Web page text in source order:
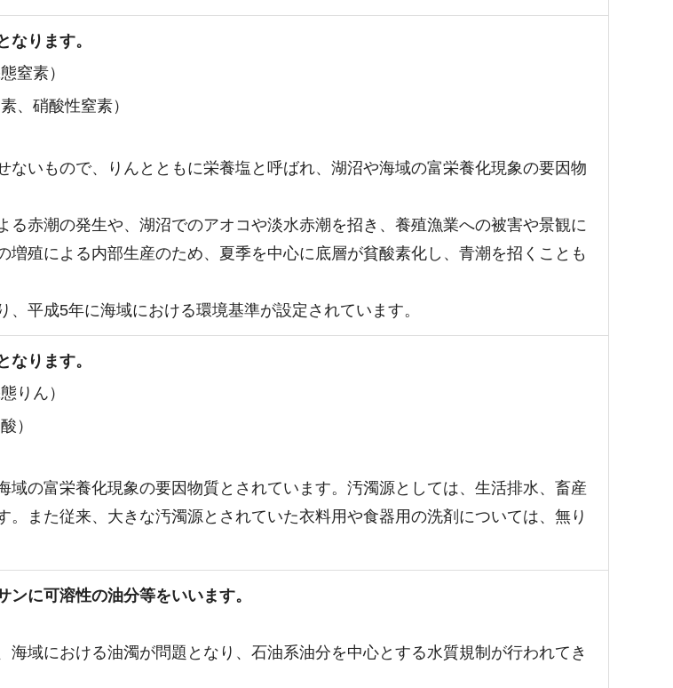
ります。
窒素）
、硝酸性窒素）
ないもので、りんとともに栄養塩と呼ばれ、湖沼や海域の富栄養化現象の要因物
赤潮の発生や、湖沼でのアオコや淡水赤潮を招き、養殖漁業への被害や景観に
増殖による内部生産のため、夏季を中心に底層が貧酸素化し、青潮を招くことも
平成5年に海域における環境基準が設定されています。
ります。
りん）
）
域の富栄養化現象の要因物質とされています。汚濁源としては、生活排水、畜産
また従来、大きな汚濁源とされていた衣料用や食器用の洗剤については、無り
に可溶性の油分等をいいます。
域における油濁が問題となり、石油系油分を中心とする水質規制が行われてき